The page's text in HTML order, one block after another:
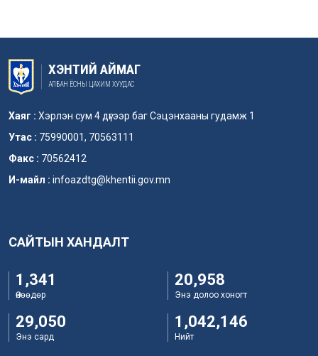
ХЭНТИЙ АЙМАГ
АЛБАН ЁСНЫ ЦАХИМ ХУУДАС
Хаяг : Хэрлэн сум 4 дүгээр баг Сэцэнхааны гудамж 1
Утас : 75990001, 70563111
Факс : 70562412
И-майл : infoazdtg@khentii.gov.mn
САЙТЫН ХАНДАЛТ
1,341
Өнөөдөр
20,958
Энэ долоо хоногт
29,050
Энэ сард
1,042,146
Нийт